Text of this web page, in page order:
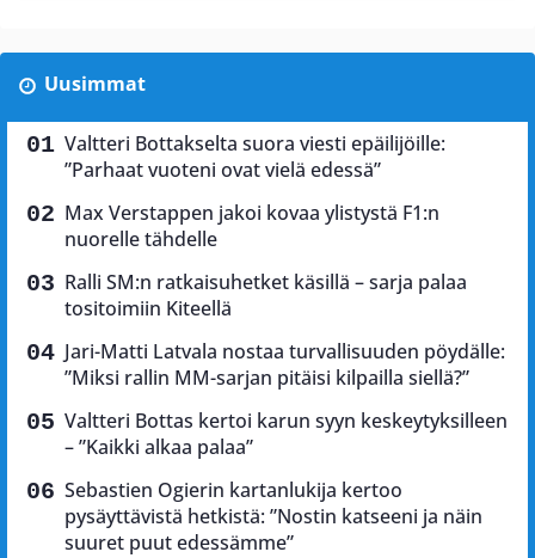
Uusimmat
Valtteri Bottakselta suora viesti epäilijöille:
”Parhaat vuoteni ovat vielä edessä”
Max Verstappen jakoi kovaa ylistystä F1:n
nuorelle tähdelle
Ralli SM:n ratkaisuhetket käsillä – sarja palaa
tositoimiin Kiteellä
Jari-Matti Latvala nostaa turvallisuuden pöydälle:
”Miksi rallin MM-sarjan pitäisi kilpailla siellä?”
Valtteri Bottas kertoi karun syyn keskeytyksilleen
– ”Kaikki alkaa palaa”
Sebastien Ogierin kartanlukija kertoo
pysäyttävistä hetkistä: ”Nostin katseeni ja näin
suuret puut edessämme”